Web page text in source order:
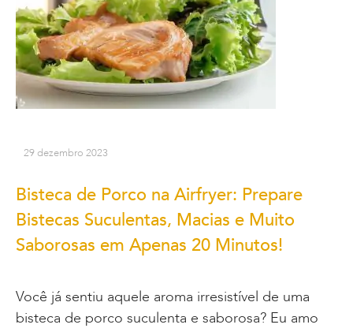
29 dezembro 2023
Bisteca de Porco na Airfryer: Prepare
Bistecas Suculentas, Macias e Muito
Saborosas em Apenas 20 Minutos!
Você já sentiu aquele aroma irresistível de uma
bisteca de porco suculenta e saborosa? Eu amo